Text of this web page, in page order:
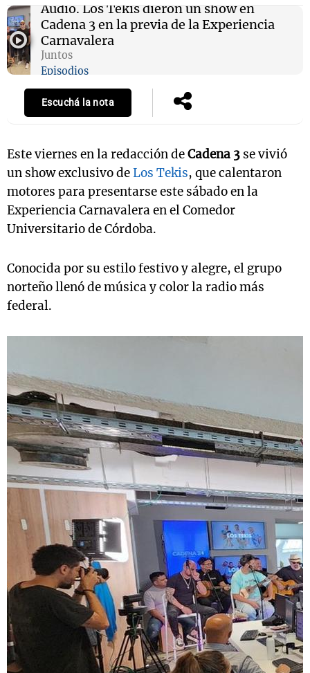
Audio. Los Tekis dieron un show en
Cadena 3 en la previa de la Experiencia
Carnavalera
Juntos
Episodios
Escuchá la nota
Este viernes en la redacción deCadena 3 se vivió
un show exclusivo deLos Tekis, que calentaron
motores para presentarse este sábado en la
Experiencia Carnavalera en el Comedor
Universitario de Córdoba.
Conocida por su estilo festivo y alegre, el grupo
norteño llenó de música y color la radio más
federal.